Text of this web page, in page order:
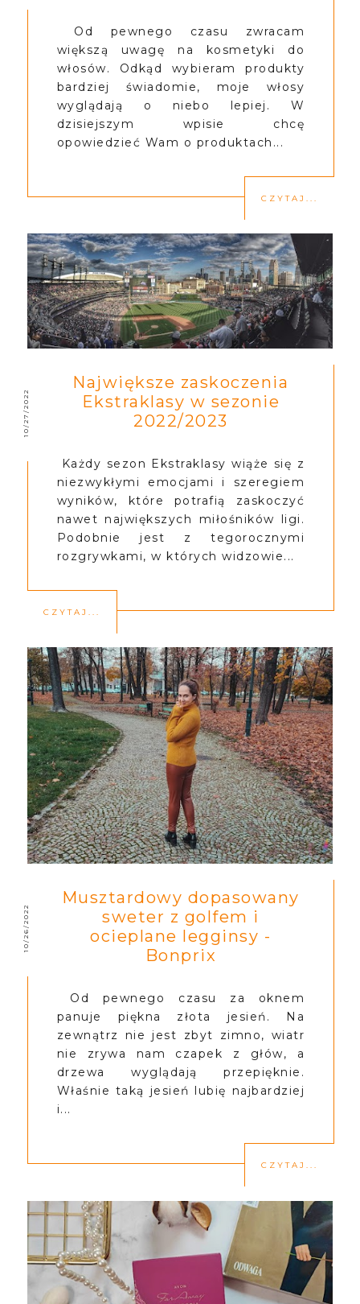
Od pewnego czasu zwracam
większą uwagę na kosmetyki do
włosów. Odkąd wybieram produkty
bardziej świadomie, moje włosy
wyglądają o niebo lepiej. W
dzisiejszym wpisie chcę
opowiedzieć Wam o produktach...
CZYTAJ...
10/27/2022
Największe zaskoczenia
Ekstraklasy w sezonie
2022/2023
Każdy sezon Ekstraklasy wiąże się z
niezwykłymi emocjami i szeregiem
wyników, które potrafią zaskoczyć
nawet największych miłośników ligi.
Podobnie jest z tegorocznymi
rozgrywkami, w których widzowie...
CZYTAJ...
10/26/2022
Musztardowy dopasowany
sweter z golfem i
ocieplane legginsy -
Bonprix
Od pewnego czasu za oknem
panuje piękna złota jesień. Na
zewnątrz nie jest zbyt zimno, wiatr
nie zrywa nam czapek z głów, a
drzewa wyglądają przepięknie.
Właśnie taką jesień lubię najbardziej
i...
CZYTAJ...